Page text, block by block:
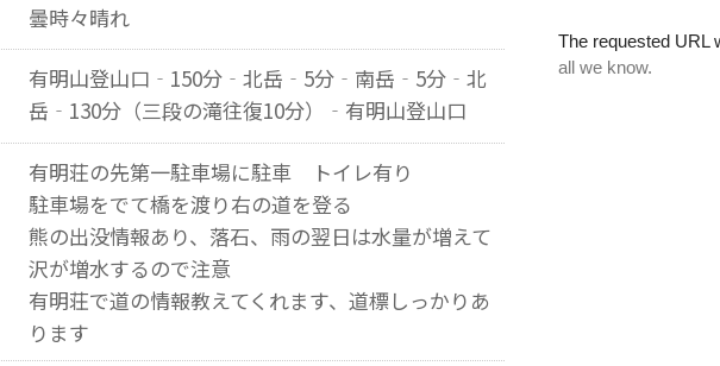
曇時々晴れ
有明山登山口‐150分‐北岳‐5分‐南岳‐5分‐北
岳‐130分（三段の滝往復10分）‐有明山登山口
有明荘の先第一駐車場に駐車 トイレ有り
駐車場をでて橋を渡り右の道を登る
熊の出没情報あり、落石、雨の翌日は水量が増えて
沢が増水するので注意
有明荘で道の情報教えてくれます、道標しっかりあ
ります